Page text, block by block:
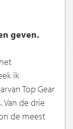
geven.
ik
Top Gear
de drie
de meest